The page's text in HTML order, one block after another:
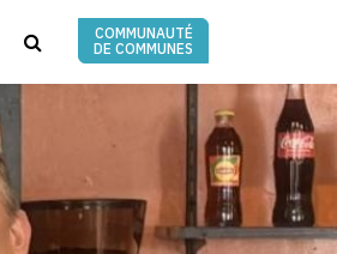
RECHERCHE
COMMUNAUTÉ
DE COMMUNES